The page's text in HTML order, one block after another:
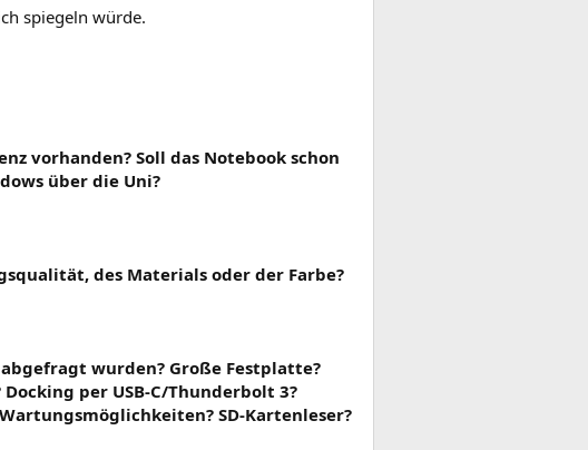
spiegeln würde.
vorhanden? Soll das Notebook schon
über die Uni?
des Materials oder der Farbe?
wurden? Große Festplatte?
per USB-C/Thunderbolt 3?
SD-Kartenleser?